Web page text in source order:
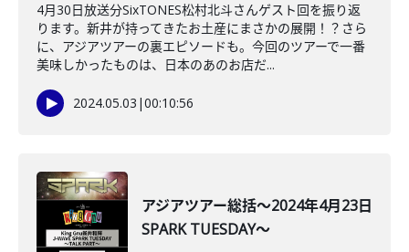
4月30日放送分SixTONES松村北斗さんゲスト回を振り返
ります。新井が持ってきたお土産にまさかの展開！？さら
に、アジアツアーの裏エピソードも。今回のツアーで一番
美味しかったものは、日本のあのお店だ...
2024.05.03 |00:10:56
アジアツアー総括～2024年4月23日
SPARK TUESDAY～